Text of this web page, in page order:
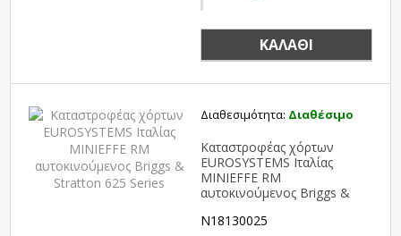
ΚΑΛΆΘΙ
Διαθεσιμότητα: Διαθέσιμο
Καταστροφέας χόρτων
EUROSYSTEMS Ιταλίας
MINIEFFE RM
αυτοκινούμενος Briggs &
N18130025